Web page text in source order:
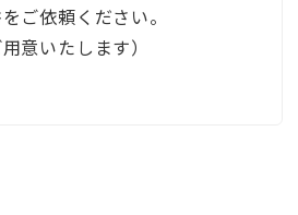
ご依頼ください。
意いたします）